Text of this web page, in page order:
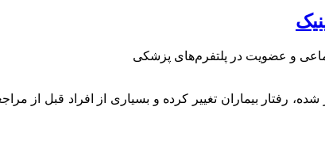
بیماران تغییر کرده و بسیاری از افراد قبل از